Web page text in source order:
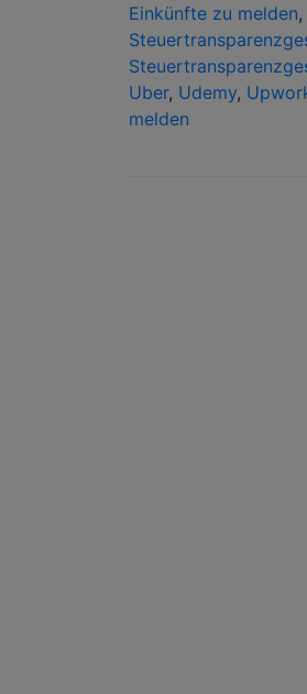
Einkünfte zu melden,
Uber, Udemy,
melden